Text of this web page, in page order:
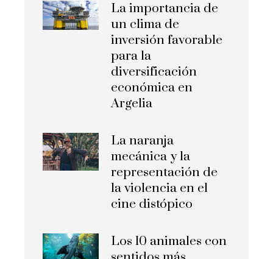
La importancia de
un clima de
inversión favorable
para la
diversificación
económica en
Argelia
La naranja
mecánica y la
representación de
la violencia en el
cine distópico
Los 10 animales con